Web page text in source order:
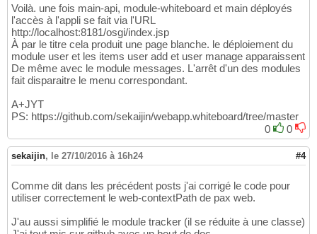
28
29
30
31
32
33
34
		menuItemList.add
(new
		menuItemList.add
return menuItemList;
}
}
14
15
16
17
18
19
20
22
23
25
26
28
29
31
<entry key="alias"
</service-properties
<bean
</service >
<service interface=
<service-properties
<bean class=
<service
<entry key="alias"
</service-properties
</service>
Voilà. une fois main-api, module-whiteboard et main déployés
l'accès à l'appli se fait via l'URL
http://localhost:8181/osgi/index.jsp
À par le titre cela produit une page blanche. le déploiement du
module user et les items user add et user manage apparaissent
De même avec le module messages. L'arrêt d'un des modules
fait disparaitre le menu correspondant.
A+JYT
PS: https://github.com/sekaijin/webapp.whiteboard/tree/master
0
0
sekaijin, le 27/10/2016 à 16h24 #4
Comme dit dans les précédent posts j'ai corrigé le code pour
utiliser correctement le web-contextPath de pax web.
J'au aussi simplifié le module tracker (il se réduite à une classe)